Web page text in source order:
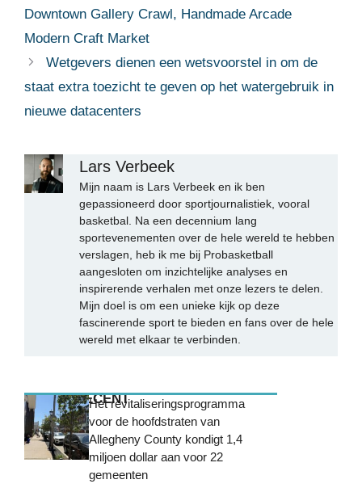
Downtown Gallery Crawl, Handmade Arcade
Modern Craft Market
Wetgevers dienen een wetsvoorstel in om de
staat extra toezicht te geven op het watergebruik in
nieuwe datacenters
Lars Verbeek
Mijn naam is Lars Verbeek en ik ben
gepassioneerd door sportjournalistiek, vooral
basketbal. Na een decennium lang
sportevenementen over de hele wereld te hebben
verslagen, heb ik me bij Probasketball
aangesloten om inzichtelijke analyses en
inspirerende verhalen met onze lezers te delen.
Mijn doel is om een unieke kijk op deze
fascinerende sport te bieden en fans over de hele
wereld met elkaar te verbinden.
MEEST RECENTHet revitaliseringsprogramma
voor de hoofdstraten van
Allegheny County kondigt 1,4
miljoen dollar aan voor 22
gemeenten